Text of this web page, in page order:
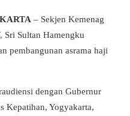
– Sekjen Kemenag
Sri Sultan Hamengku
pembangunan asrama haji
dengan Gubernur
Kepatihan, Yogyakarta,